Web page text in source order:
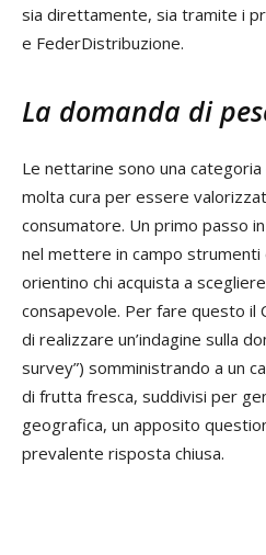
sia direttamente, sia tramite i
e FederDistribuzione.
La domanda di
Le nettarine sono una
molta cura per essere
consumatore. Un primo passo
nel mettere in campo strumenti
orientino chi acquista a
consapevole. Per fare questo il
di realizzare un’indagine sulla
survey”) somministrando a un
di frutta fresca, suddivisi per
geografica, un apposito
prevalente risposta chiusa.